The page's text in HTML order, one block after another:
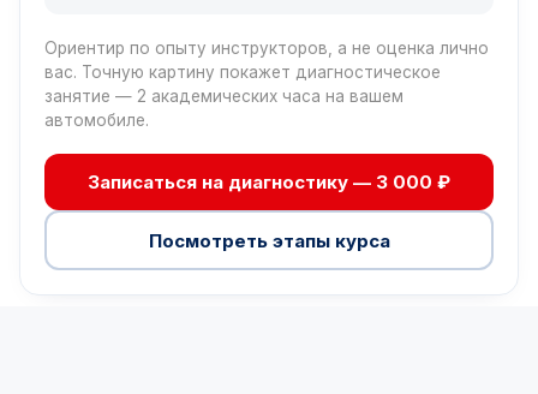
Ориентир по опыту инструкторов, а не оценка лично
вас. Точную картину покажет диагностическое
занятие — 2 академических часа на вашем
автомобиле.
Записаться на диагностику — 3 000 ₽
Посмотреть этапы курса